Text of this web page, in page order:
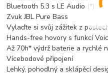
Bluetooth 5.3 s LE Audio (*)
Zvuk JBL Pure Bass
Vylaďte si svůj zážitek z
Hands-free hovory s funkcí
Až 70h* výdrž baterie a rychlé
Vícebodové připojení
Lehký, pohodlný a sklápěcí